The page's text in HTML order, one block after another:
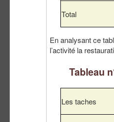
Total
En analysant ce
l’activité la
Tableau
Les taches